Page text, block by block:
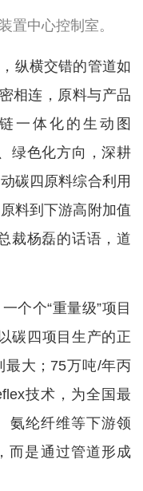
置中心控制室。
纵横交错的管道如
相连，原料与产品
一体化的生动图
绿色化方向，深耕
碳四原料综合利用
料到下游高附加值
裁杨磊的话语，道
个个“重量级”项目
碳四项目生产的正
最大；75万吨/年丙
技术，为全国最
氨纶纤维等下游领
是通过管道形成